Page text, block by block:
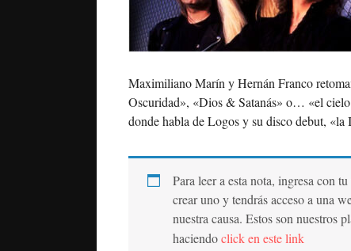
Maximiliano Marín y Hernán Franco
Oscuridad», «Dios & Satanás» o… «el
donde habla de Logos y su disco debut,
Para leer a esta nota, ingresa con
crear uno y tendrás acceso a una
nuestra causa. Estos son nuestros
haciendoclick en este link